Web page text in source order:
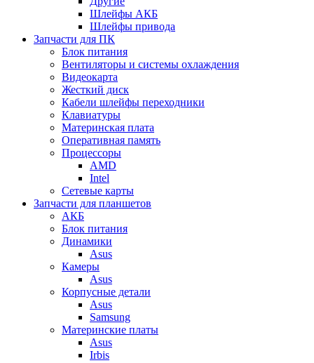
Шлейфы АКБ
Шлейфы привода
Запчасти для ПК
Блок питания
Вентиляторы и системы охлаждения
Видеокарта
Жесткий диск
Кабели шлейфы переходники
Клавиатуры
Материнская плата
Оперативная память
Процессоры
AMD
Intel
Сетевые карты
Запчасти для планшетов
АКБ
Блок питания
Динамики
Asus
Камеры
Asus
Корпусные детали
Asus
Samsung
Материнские платы
Asus
Irbis